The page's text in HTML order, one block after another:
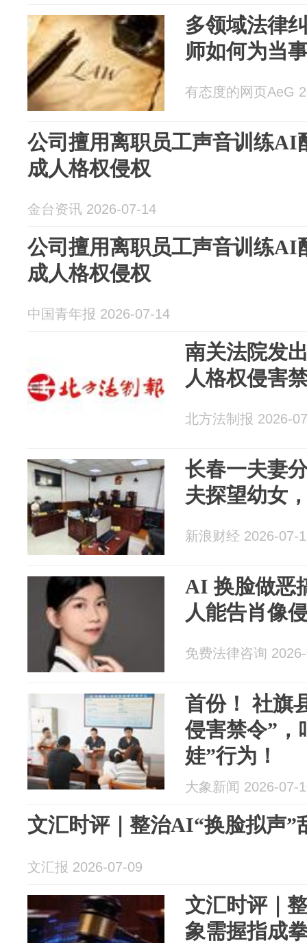
多领域法律
师如何为当
有态度的网页AeG
公司擅用离职员工声音训练AI
成人格权侵权
金台资讯 2026-07-14
公司擅用离职员工声音训练AI
成人格权侵权
中国青年报 2026-07-14
南关法院发
人格权侵害
北方法制报 2026-
长春一夫妻
夫探望幼女
新浪财经 2026-07-
AI 换脸做恶
人能告肖像
免费法律咨询
首份！ 社旗
侵害禁令”，
娃”行为！
大象新闻 2026-07-
文汇时评｜整治AI“换脸拟声”
文汇报 2026-07-09
文汇时评｜
象需握指成